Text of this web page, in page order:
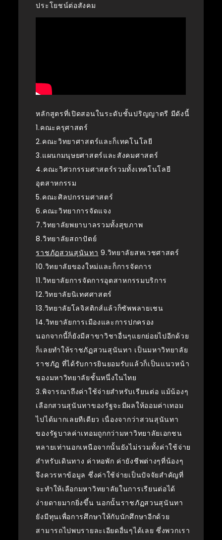
ประโยชน์ต่อสังคม
หลักสูตรที่เปิดสอนในระดับชั้นปริญญาตรี มีดังนี้
1.คณะครุศาสตร์
2.คณะวิทยาศาสตร์และก็เทคโนโลยี
3.แผนกมนุษยศาสตร์และสังคมศาสตร์
4.คณะวิศวกรรมศาสตร์รวมทั้งเทคโนโลยี
อุตสาหกรรม
5.คณะศิลปกรรมศาสตร์
6.คณะวิทยาการจัดแจง
7.วิทยาลัยพยาบาลรวมทั้งสุขภาพ
8.วิทยาลัยสถาปัตย์
ราชภัฏสวนสุนันทา 9.วิทยาลัยสหเวชศาสตร์
10.วิทยาลัยของใหม่และก็การจัดการ
11.วิทยาลัยการจัดการอุตสาหกรรมบริการ
12.วิทยาลัยนิเทศศาสตร์
13.วิทยาลัยโลจิสติกส์แล้วก็ซัพพลายเชน
14.วิทยาลัยการเมืองและการปกครอง
นอกจากนี้ก็ยังมีสาขาวิชาอื่นๆแยกย่อยไปอีกด้วย
ก็เลยทำให้ราชภัฏสวนสุนันทา เป็นมหาวิทยาลัย
ราชภัฏ ที่ได้รับการยินยอมรับแล้วก็เป็นแนวหน้า
ของมหาวิทยาลัยชั้นหนึ่งในไทย
3.พิจารณาถึงค่าใช้จ่ายสำหรับเรียนต่อ แม้น้องๆ
เลือกสวนสุนันทาของรัฐจะมีผลให้ออมค่าเทอม
ไปได้มากเลยทีเดียว เนื่องจากว่าสวนสุนันทา
ของรัฐบาลค่าเทอมถูกกว่ามหาวิทยาลัยเอกชน
หลายเท่านอกเหนือจากนั้นยังไม่รวมทั้งค่าใช้จ่าย
สำหรับเดินทาง ค่าหอพัก ค่ายังชีพต่างๆที่น้องๆ
จึงควรหาข้อมูล ซึ่งค่าใช้จ่ายเป็นปัจจัยสำคัญที่
จะทำให้เลือกมหาวิทยาลัยในการเรียนต่อได้
ง่ายดายมากยิ่งขึ้น นอกนั้นราชภัฏสวนสุนันทา
ยังมีทุนเพื่อการศึกษาให้กับนักศึกษาอีกด้วย
สามารถไปพบรายละเอียดอื่นๆได้เลย ซึ่งพวกเรา